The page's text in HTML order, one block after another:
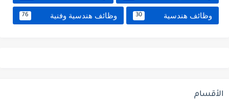
وظائف هندسية 30 وظائف هندسية وفنية 76
الأقسام